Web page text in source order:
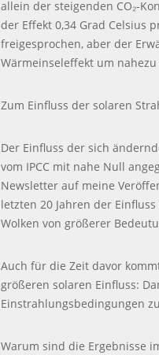
allein der steigenden CO₂-
der Effekt 0,34 Grad Celsius
freigesprochen, aber der
Wärmeinseleffekt um nahezu
Zum Einfluss der solaren
Der Einfluss der sich
vom IPCC mit nahe Null
Newsletter auf meine
letzten 20 Jahren der
Wolken von größerer
Auch für die Zeit davor
größeren solaren Einfluss:
Einstrahlungsbedingungen
Warum sind die Ergebnisse